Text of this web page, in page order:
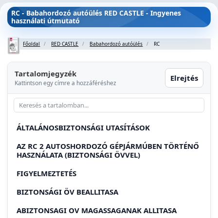
RC - Babahordozó autóülés RED CASTLE - Ingyenes
használati útmutató
Főoldal RED CASTLE Babahordozó autóülés RC
Tartalomjegyzék
Kattintson egy címre a hozzáféréshez
Elrejtés
ÁLTALÁNOSBIZTONSÁGI UTASÍTÁSOK
AZ RC 2 AUTOSHORDOZÓ GÉPJÁRMÚBEN TÖRTÉNŐ
HASZNÁLATA (BIZTONSÁGI ÖVVEL)
FIGYELMEZTETÉS
BIZTONSÁGI ÖV BEALLITASA
ABIZTONSAGI OV MAGASSAGANAK ALLITASA